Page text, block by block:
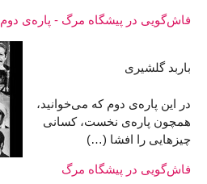
فاش‌گویی در پیشگاه مرگ - پاره‌ی دوم
باربد گلشیری
در این پاره‌ی دوم که می‌خوانید،
همچون پاره‌ی نخست، کسانی
چیزهایی را افشا (…)
فاش‌گویی در پیشگاه مرگ